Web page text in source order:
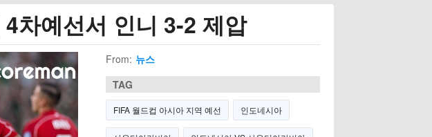
차예선서 인니 3-2 제압
From: 뉴스
TAG
FIFA 월드컵 아시아 지역 예선 인도네시아